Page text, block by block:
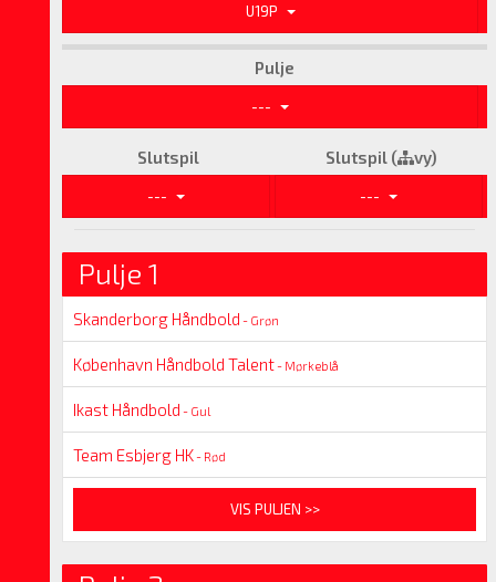
U19P
Pulje
---
Slutspil Slutspil ( vy)
--- ---
Pulje 1
Skanderborg Håndbold - Grøn
København Håndbold Talent- Mørkeblå
Ikast Håndbold - Gul
Team Esbjerg HK- Rød
VIS PULJEN >>